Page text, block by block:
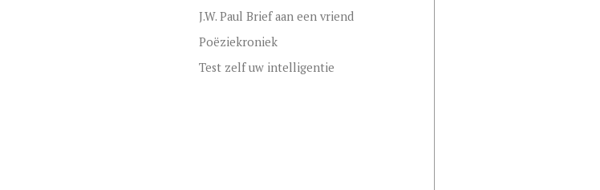
J.W. Paul Brief aan een vriend
Poëziekroniek
Test zelf uw intelligentie